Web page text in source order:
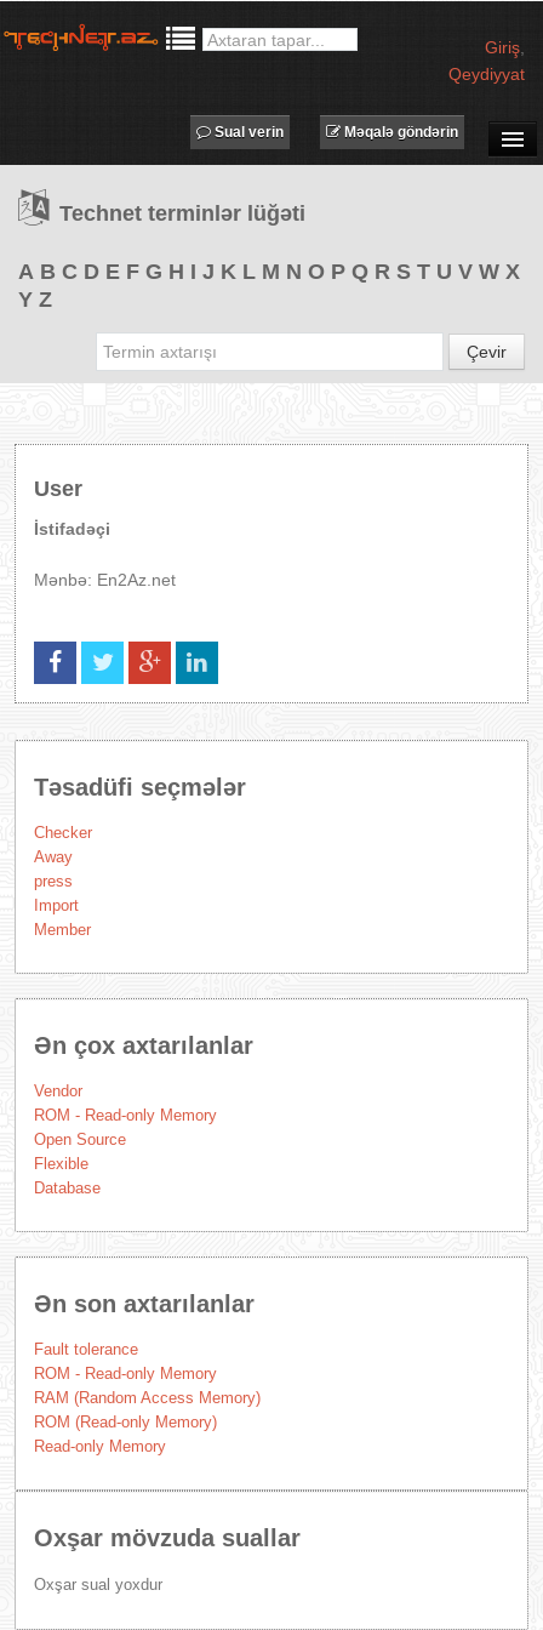
Giriş
Qeydiyyat
TƏDBİRLƏR
PROQRAMLAR
Məqalə göndərin
Sual verin
Technet terminlər lüğəti
A B C D E F G H I J K L M N O P Q R S T U V W X
Y Z
Çevir
User
İstifadəçi
Mənbə: En2Az.net
Təsadüfi seçmələr
Checker
Away
press
Import
Member
Ən çox axtarılanlar
Vendor
ROM - Read-only Memory
Open Source
Flexible
Database
Ən son axtarılanlar
Fault tolerance
ROM - Read-only Memory
RAM (Random Access Memory)
ROM (Read-only Memory)
Read-only Memory
Oxşar mövzuda suallar
Oxşar sual yoxdur